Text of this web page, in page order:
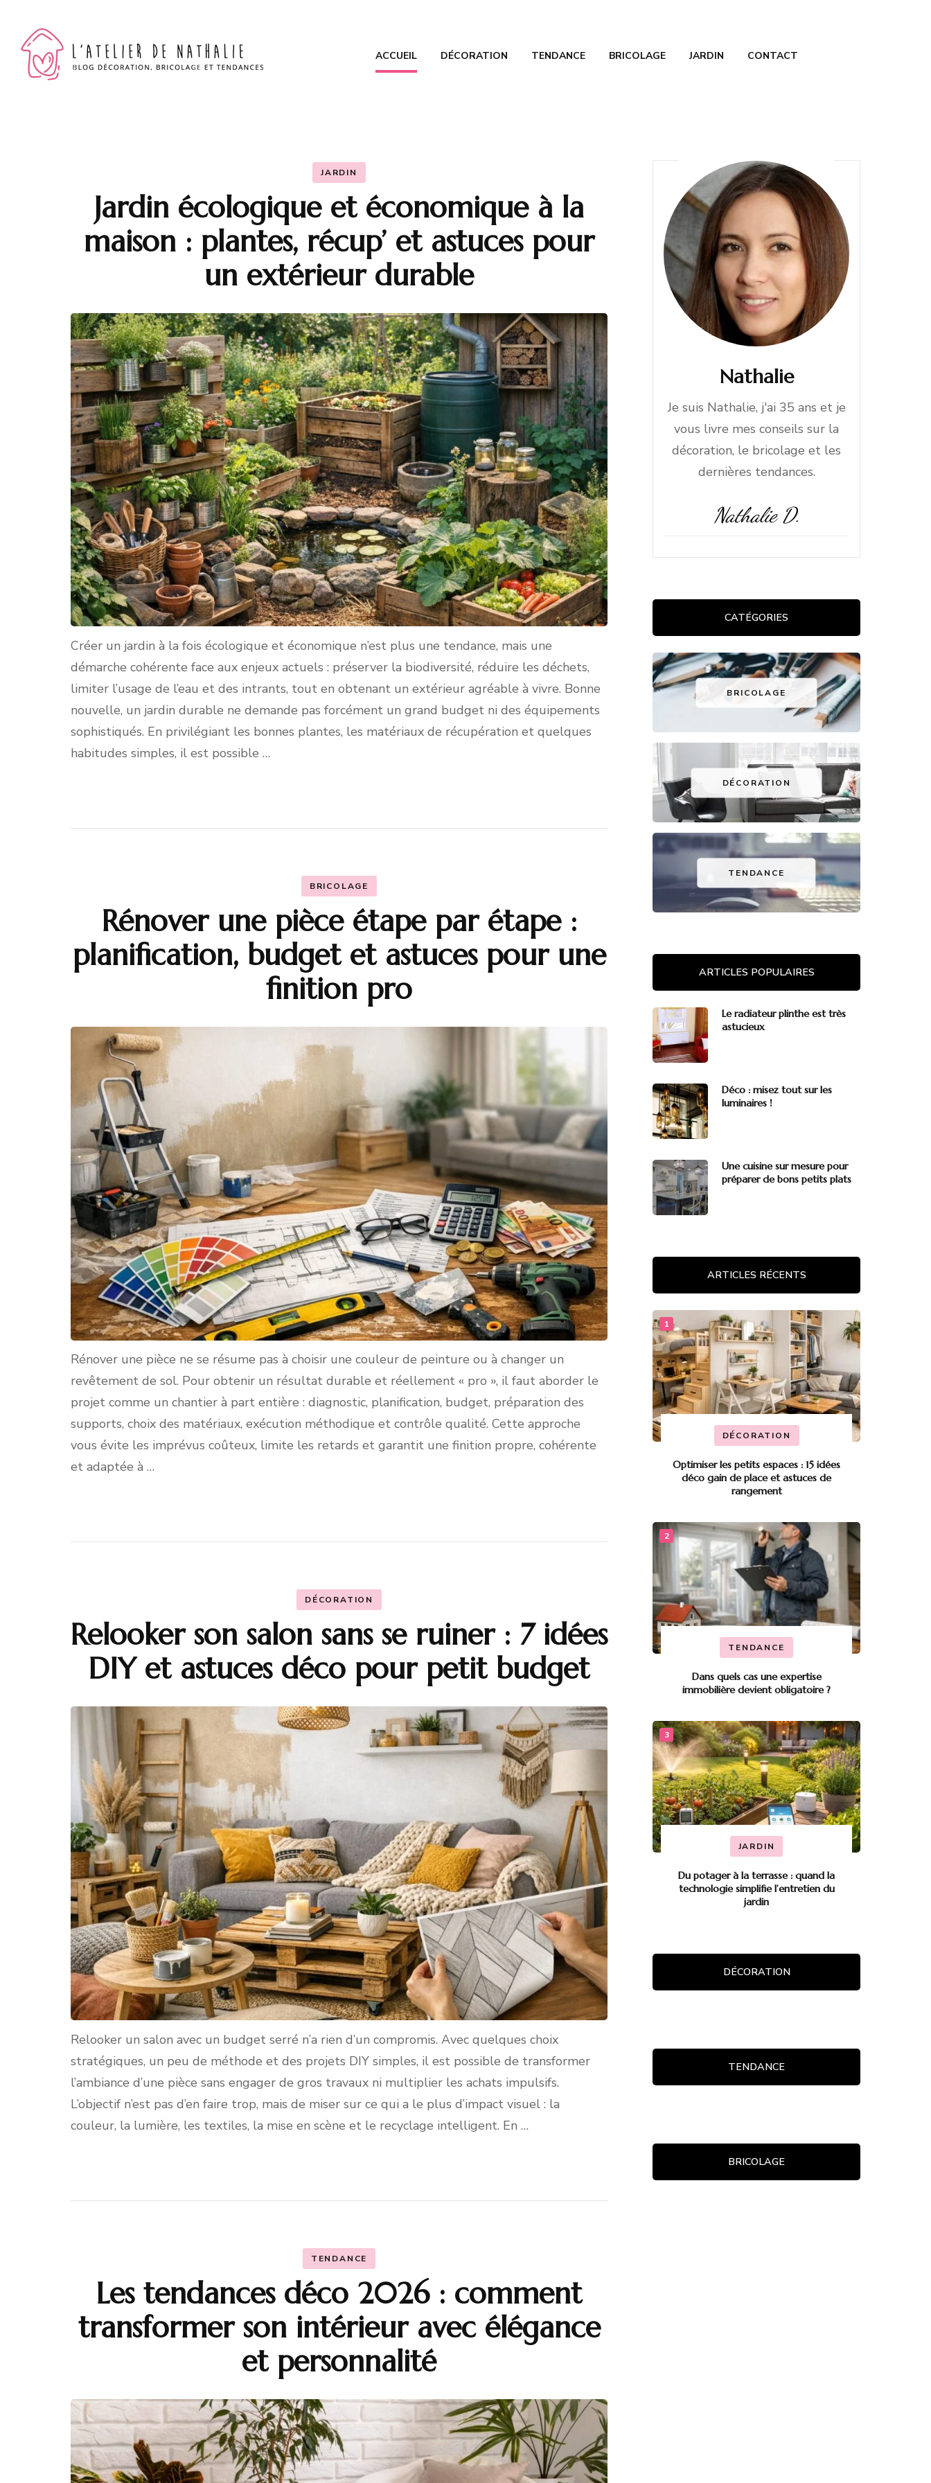
L'atelier de Nathalie
ACCUEIL DÉCORATION TENDANCE BRICOLAGE JARDIN CONTACT
JARDIN
Jardin écologique et économique à la
maison : plantes, récup’ et astuces pour
un extérieur durable
Créer un jardin à la fois écologique et économique n’est plus une tendance, mais une
démarche cohérente face aux enjeux actuels : préserver la biodiversité, réduire les déchets,
limiter l’usage de l’eau et des intrants, tout en obtenant un extérieur agréable à vivre. Bonne
nouvelle, un jardin durable ne demande pas forcément un grand budget ni des équipements
sophistiqués. En privilégiant les bonnes plantes, les matériaux de récupération et quelques
habitudes simples, il est possible …
BRICOLAGE
Rénover une pièce étape par étape :
planification, budget et astuces pour une
finition pro
Rénover une pièce ne se résume pas à choisir une couleur de peinture ou à changer un
revêtement de sol. Pour obtenir un résultat durable et réellement « pro », il faut aborder le
projet comme un chantier à part entière : diagnostic, planification, budget, préparation des
supports, choix des matériaux, exécution méthodique et contrôle qualité. Cette approche
vous évite les imprévus coûteux, limite les retards et garantit une finition propre, cohérente
et adaptée à …
DÉCORATION
Relooker son salon sans se ruiner : 7 idées
DIY et astuces déco pour petit budget
Relooker un salon avec un budget serré n’a rien d’un compromis. Avec quelques choix
stratégiques, un peu de méthode et des projets DIY simples, il est possible de transformer
l’ambiance d’une pièce sans engager de gros travaux ni multiplier les achats impulsifs.
L’objectif n’est pas d’en faire trop, mais de miser sur ce qui a le plus d’impact visuel : la
couleur, la lumière, les textiles, la mise en scène et le recyclage intelligent. En …
TENDANCE
Les tendances déco 2026 : comment
transformer son intérieur avec élégance
et personnalité
Nathalie
Je suis Nathalie, j'ai 35 ans et je
vous livre mes conseils sur la
décoration, le bricolage et les
dernières tendances.
Nathalie D.
CATÉGORIES
BRICOLAGE
DÉCORATION
TENDANCE
ARTICLES POPULAIRES
Le radiateur plinthe est très
astucieux
Déco : misez tout sur les
luminaires !
Une cuisine sur mesure pour
préparer de bons petits plats
ARTICLES RÉCENTS
DÉCORATION
Optimiser les petits espaces : 15 idées
déco gain de place et astuces de
rangement
TENDANCE
Dans quels cas une expertise
immobilière devient obligatoire ?
JARDIN
Du potager à la terrasse : quand la
technologie simplifie l’entretien du
jardin
DÉCORATION
TENDANCE
BRICOLAGE